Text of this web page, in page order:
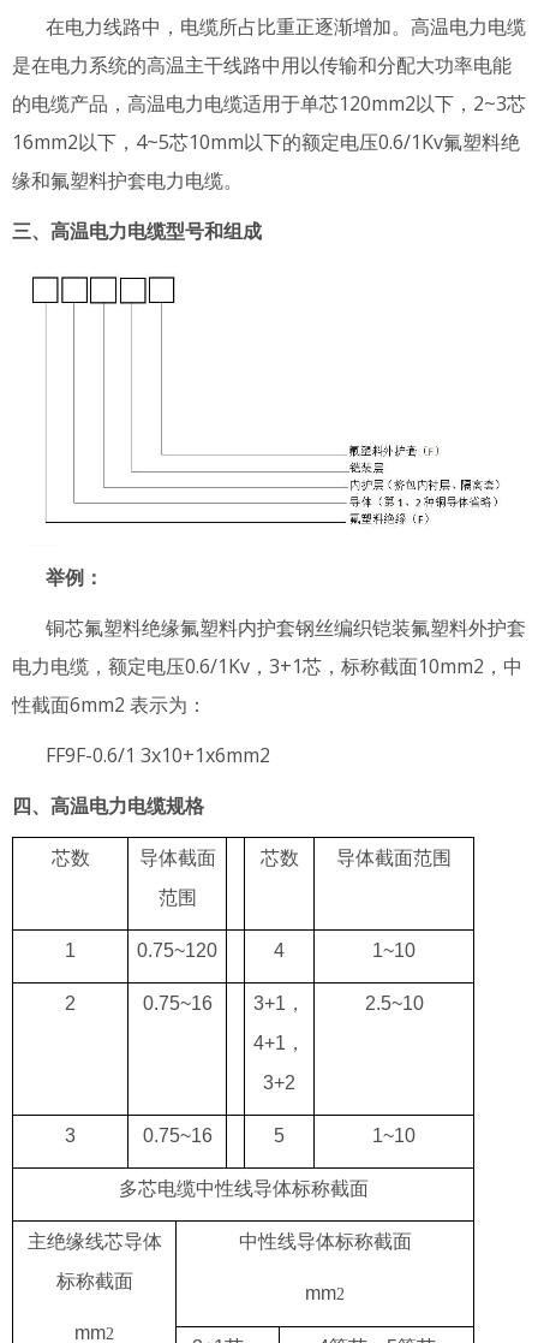
在电力线路中，电缆所占比重正逐渐增加。高温电力电缆
是在电力系统的高温主干线路中用以传输和分配大功率电能
的电缆产品，高温电力电缆适用于单芯120mm2以下，2~3芯
16mm2以下，4~5芯10mm以下的额定电压0.6/1Kv氟塑料绝
缘和氟塑料护套电力电缆。
三、高温电力电缆型号和组成
举例：
铜芯氟塑料绝缘氟塑料内护套钢丝编织铠装氟塑料外护套
电力电缆，额定电压0.6/1Kv，3+1芯，标称截面10mm2，中
性截面6mm2 表示为：
FF9F-0.6/1 3x10+1x6mm2
四、高温电力电缆规格
芯数
导体截面
范围
芯数 导体截面范围
1 0.75~120 4 1~10
2 0.75~16 3+1 ，
4+1，
3+2
2.5~10
3 0.75~16 5 1~10
多芯电缆中性线导体标称截面
主绝缘线芯导体
标称截面
mm2
中性线导体标称截面
mm2